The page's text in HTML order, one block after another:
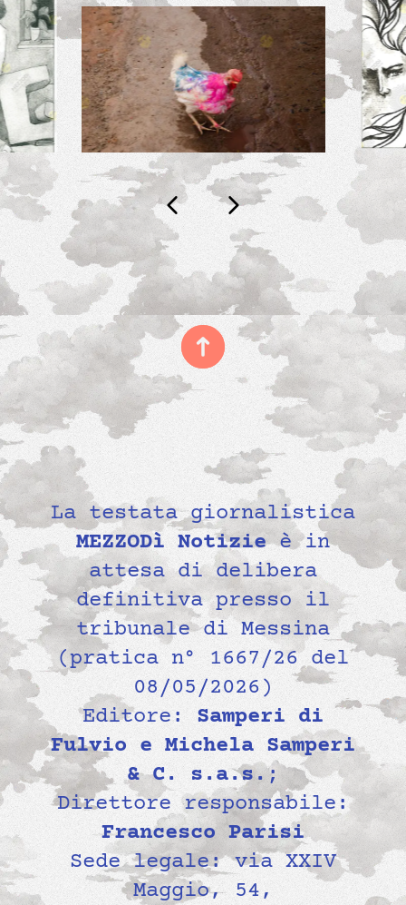
La testata giornalistica
MEZZODì Notizieè in
attesa di delibera
definitiva presso il
tribunale di Messina
(pratica n° 1667/26 del
08/05/2026)
Editore: Samperi di
Fulvio e Michela Samperi
& C. s.a.s.;
Direttore responsabile:
Francesco Parisi
Sede legale: via XXIV
Maggio, 54,